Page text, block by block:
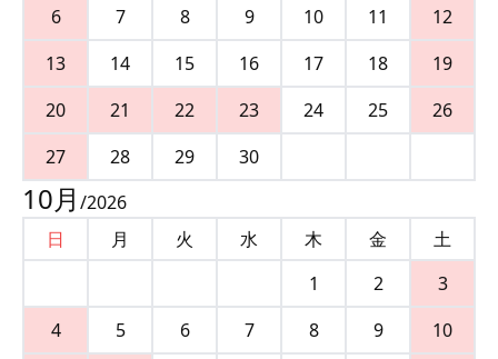
6
7 8 9 10 11
12
13
14 15 16 17 18
19
20
21 22 23 24 25
26
27
28 29 30
10月 /2026
日
月 火 水 木 金
土
1
2
3
4
5 6 7 8 9
10